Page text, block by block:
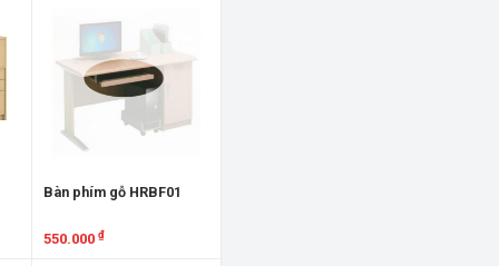
Bàn phím gỗ HRBF01
550.000₫